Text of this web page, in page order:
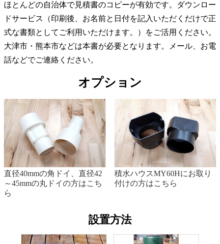
ほとんどの自治体で見積書のコピーが有効です。ダウンロー
ドサービス（印刷後、お名前と日付を記入いただくだけで正
式な書類としてご利用いただけます。）をご活用ください。
大津市・熊本市などは本書が必要となります。メール、お電
話などでご連絡ください。
オプション
直径40mmの角ドイ、直径42
～45mmの丸ドイの方はこち
ら
積水ハウスMY60Hにお取り
付けの方はこちら
設置方法